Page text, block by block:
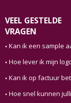
VEEL GESTELDE
VRAGEN
Kan ik een sample
Hoe lever ik mijn
Kan ik op factuur
Hoe snel kunnen